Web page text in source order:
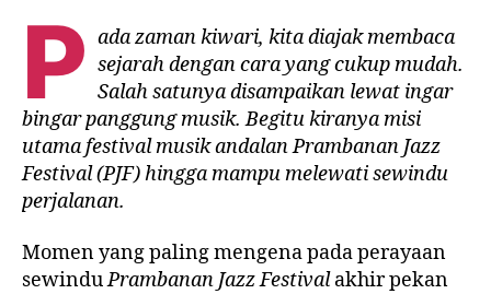
P ada zaman kiwari, kita diajak membaca
sejarah dengan cara yang cukup mudah.
Salah satunya disampaikan lewat ingar
bingar panggung musik. Begitu kiranya misi
utama festival musik andalan Prambanan Jazz
Festival (PJF) hingga mampu melewati sewindu
perjalanan.
Momen yang paling mengena pada perayaan
sewinduPrambanan Jazz Festivalakhir pekan